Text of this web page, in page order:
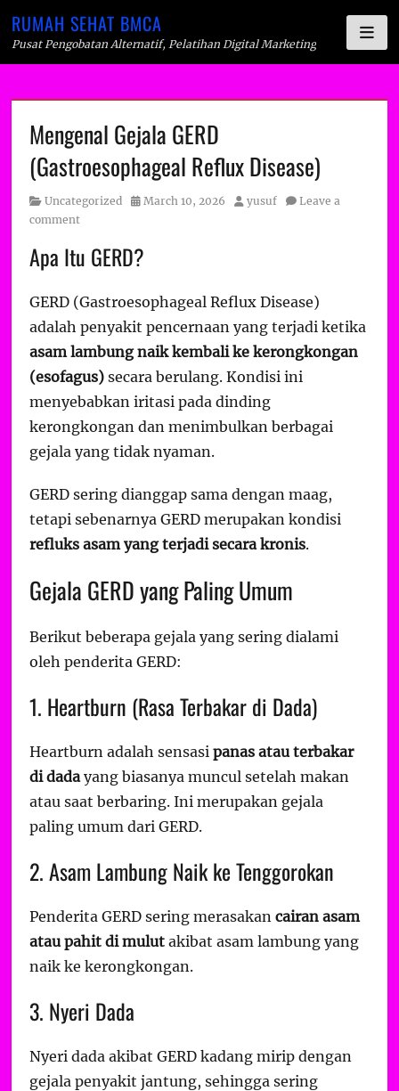
content
RUMAH SEHAT BMCA
Pusat Pengobatan Alternatif, Pelatihan Digital Marketing
Mengenal Gejala GERD
(Gastroesophageal Reflux Disease)
Category
Uncategorized
Posted
March 10, 2026 Author
yusuf
Leave a
comment
Apa Itu GERD?
GERD (Gastroesophageal Reflux Disease)
adalah penyakit pencernaan yang terjadi ketika
asam lambung naik kembali ke kerongkongan
(esofagus) secara berulang. Kondisi ini
menyebabkan iritasi pada dinding
kerongkongan dan menimbulkan berbagai
gejala yang tidak nyaman.
GERD sering dianggap sama dengan maag,
tetapi sebenarnya GERD merupakan kondisi
refluks asam yang terjadi secara kronis.
Gejala GERD yang Paling Umum
Berikut beberapa gejala yang sering dialami
oleh penderita GERD:
1. Heartburn (Rasa Terbakar di Dada)
Heartburn adalah sensasipanas atau terbakar
di dadayang biasanya muncul setelah makan
atau saat berbaring. Ini merupakan gejala
paling umum dari GERD.
2. Asam Lambung Naik ke Tenggorokan
Penderita GERD sering merasakancairan asam
atau pahit di mulut akibat asam lambung yang
naik ke kerongkongan.
3. Nyeri Dada
Nyeri dada akibat GERD kadang mirip dengan
gejala penyakit jantung, sehingga sering